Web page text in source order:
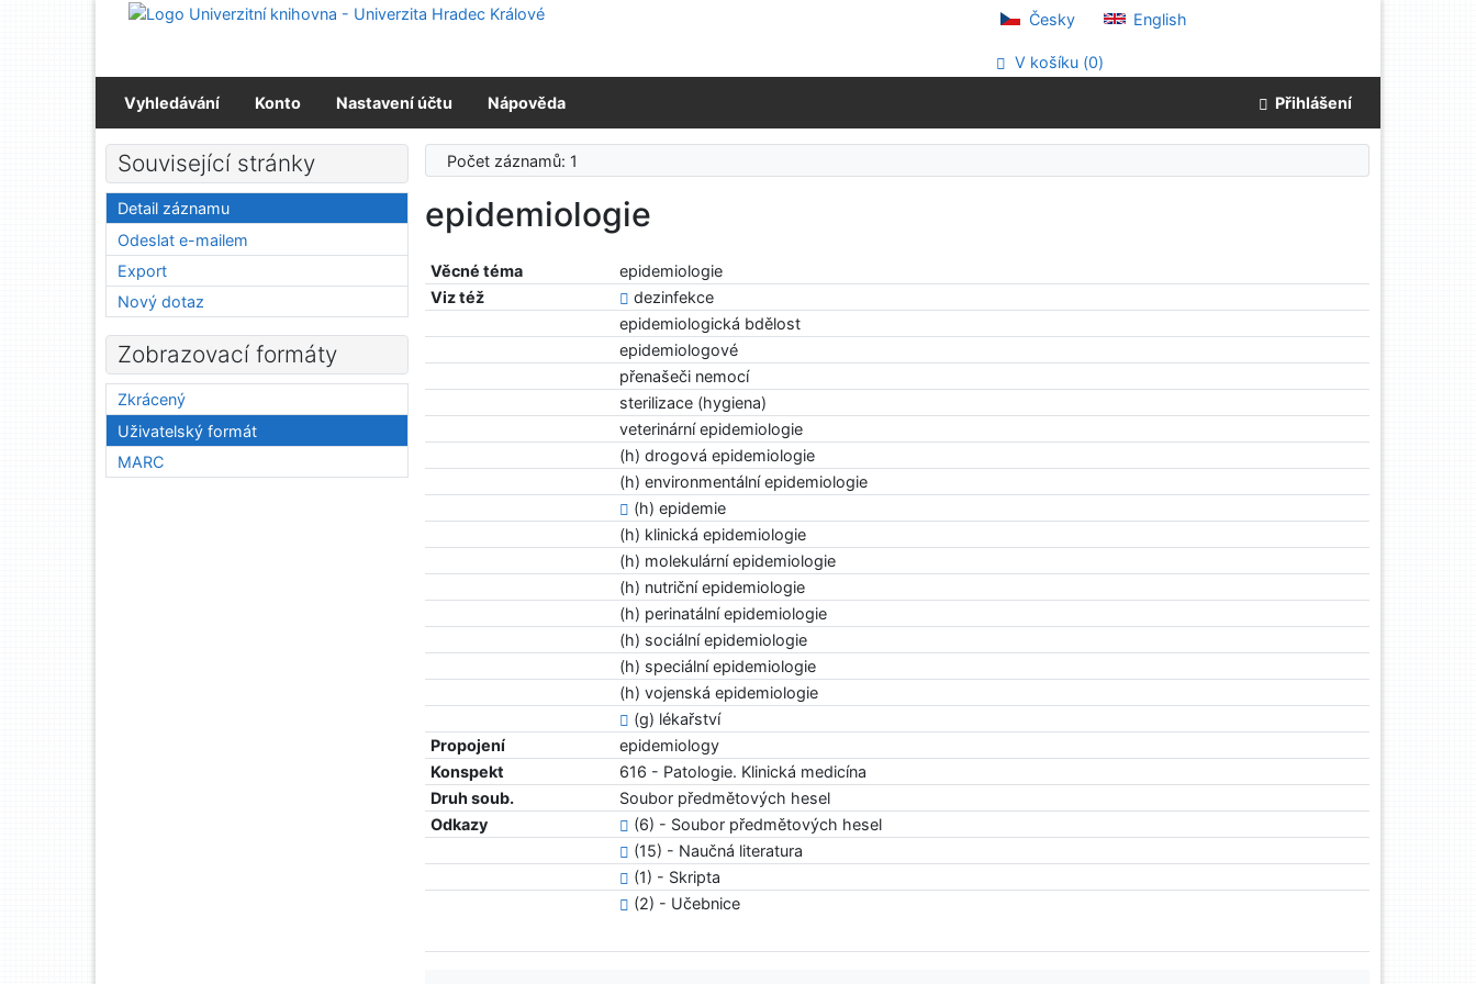
Přejít na obsah
Česky English
V košíku (0)
Vyhledávání Konto Nastavení účtu Nápověda Přihlášení
Počet záznamů: 1
epidemiologie
Věcné téma
epidemiologie
Viz též
dezinfekce
epidemiologická bdělost
epidemiologové
přenašeči nemocí
sterilizace (hygiena)
veterinární epidemiologie
(h) drogová epidemiologie
(h) environmentální epidemiologie
(h) epidemie
(h) klinická epidemiologie
(h) molekulární epidemiologie
(h) nutriční epidemiologie
(h) perinatální epidemiologie
(h) sociální epidemiologie
(h) speciální epidemiologie
(h) vojenská epidemiologie
(g) lékařství
Propojení
epidemiology
Konspekt
616 - Patologie. Klinická medicína
Druh soub.
Soubor předmětových hesel
Odkazy
(6) - Soubor předmětových hesel
(15) - Naučná literatura
(1) - Skripta
(2) - Učebnice
Související stránky
Detail záznamu
Odeslat e-mailem
Export
Nový dotaz
Zobrazovací formáty
Zkrácený
Uživatelský formát
MARC